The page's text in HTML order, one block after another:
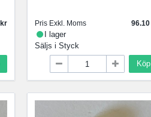
Pris Exkl. Moms 96.10
I lager
Säljs i Styck
Köp